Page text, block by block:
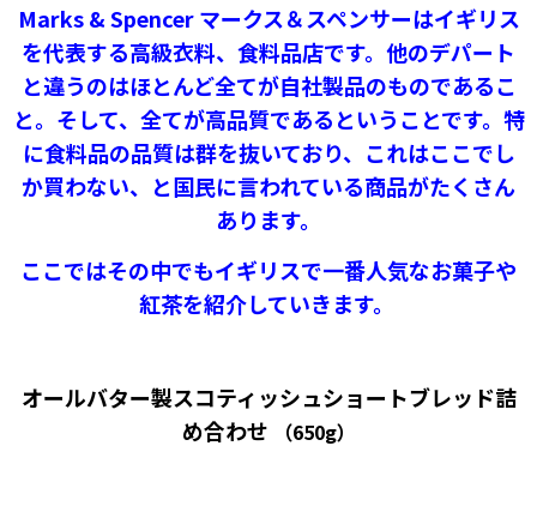
Marks & Spencer マークス＆スペンサーはイギリス
を代表する高級衣料、食料品店です。他のデパート
と違うのはほとんど全てが自社製品のものであるこ
と。そして、全てが高品質であるということです。特
に食料品の品質は群を抜いており、これはここでし
か買わない、と国民に言われている商品がたくさん
あります。
ここではその中でもイギリスで一番人気なお菓子や
紅茶を紹介していきます。
オールバター製スコティッシュショートブレッド詰
め合わせ
（650g）